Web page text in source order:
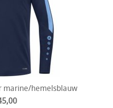
marine/hemelsblauw